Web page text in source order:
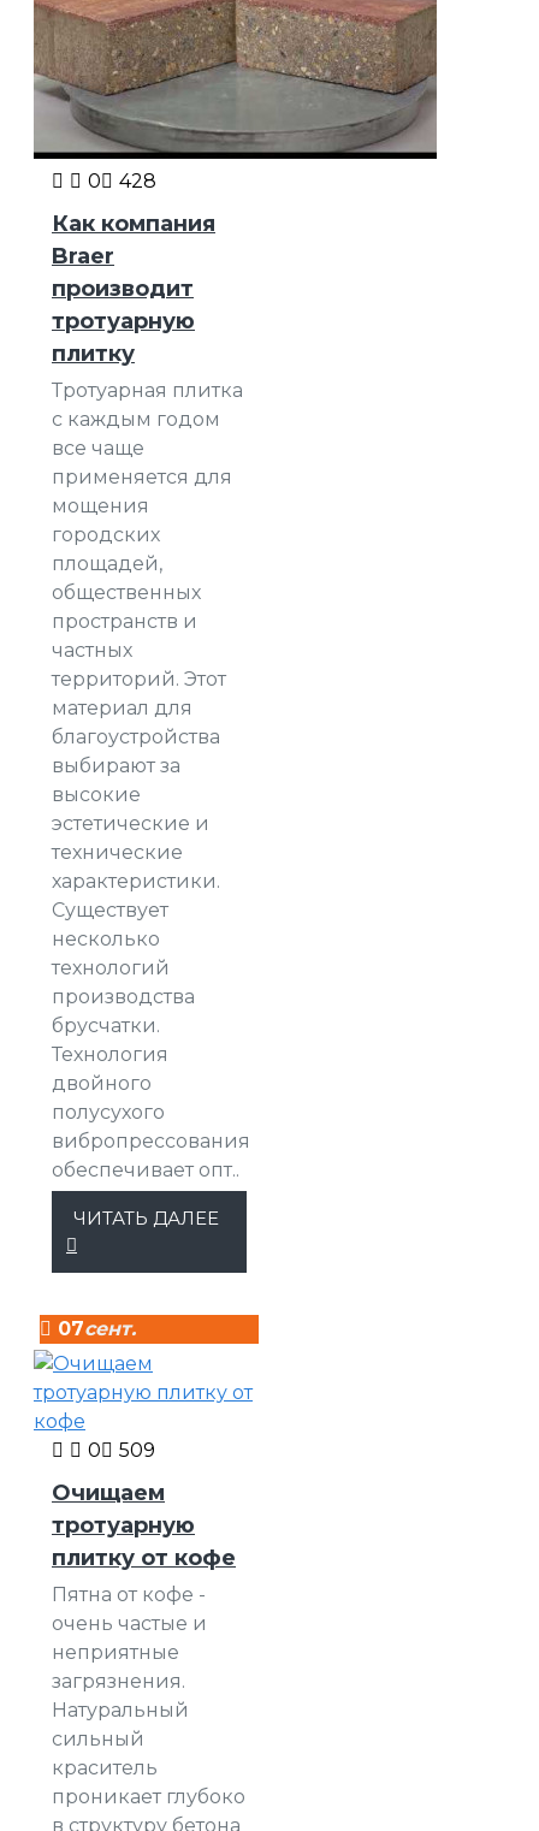
0 428
Как компания
Braer
производит
тротуарную
плитку
Тротуарная плитка
с каждым годом
все чаще
применяется для
мощения
городских
площадей,
общественных
пространств и
частных
территорий. Этот
материал для
благоустройства
выбирают за
высокие
эстетические и
технические
характеристики.
Существует
несколько
технологий
производства
брусчатки.
Технология
двойного
полусухого
вибропрессования
обеспечивает опт..
ЧИТАТЬ ДАЛЕЕ
07сент.
0 509
Очищаем
тротуарную
плитку от кофе
Пятна от кофе -
очень частые и
неприятные
загрязнения.
Натуральный
сильный
краситель
проникает глубоко
в структуру бетона